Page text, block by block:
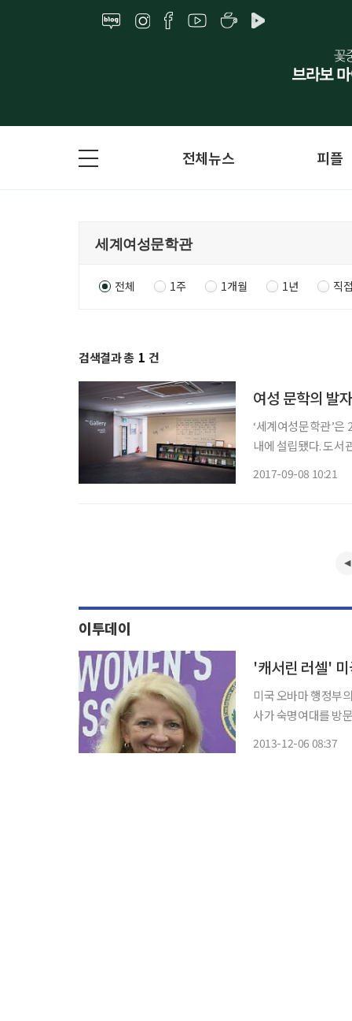
전체뉴스 피플
전체 1주 1개월 1년 직
검색결과 총 1 건
여성 문학의 발
‘세계여성문학관’
내에 설립됐다. 도서
2017-09-08 10:21
이투데이
'캐서린 러셀'
미국 오바마 행정부
사가 숙명여대를 방
2013-12-06 08:37